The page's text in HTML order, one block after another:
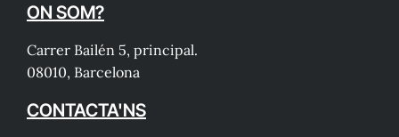
ON SOM?
Carrer Bailén 5, principal.
08010, Barcelona
CONTACTA'NS